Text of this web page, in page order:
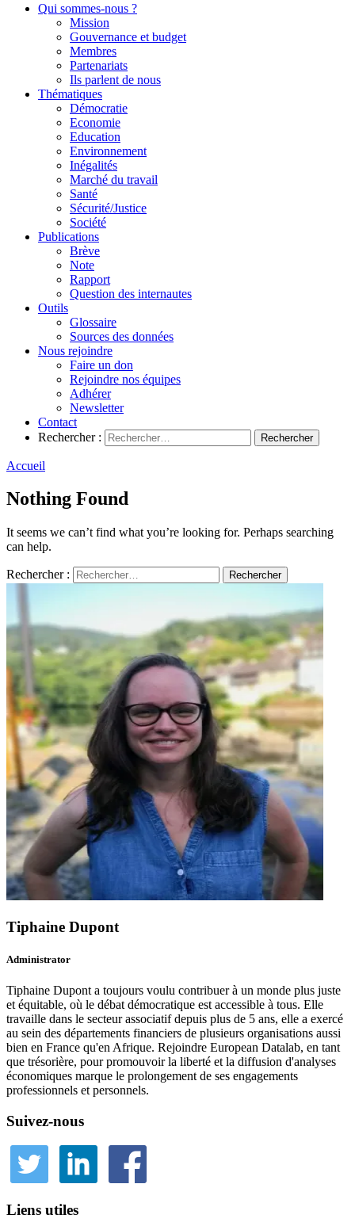
Qui sommes-nous ?
Mission
Gouvernance et budget
Membres
Partenariats
Ils parlent de nous
Thématiques
Démocratie
Economie
Education
Environnement
Inégalités
Marché du travail
Santé
Sécurité/Justice
Société
Publications
Brève
Note
Rapport
Question des internautes
Outils
Glossaire
Sources des données
Nous rejoindre
Faire un don
Rejoindre nos équipes
Adhérer
Newsletter
Contact
Rechercher :
Accueil
Nothing Found
It seems we can’t find what you’re looking for. Perhaps searching
can help.
Rechercher :
Tiphaine Dupont
Administrator
Tiphaine Dupont a toujours voulu contribuer à un monde plus juste
et équitable, où le débat démocratique est accessible à tous. Elle
travaille dans le secteur associatif depuis plus de 5 ans, elle a exercé
au sein des départements financiers de plusieurs organisations aussi
bien en France qu'en Afrique. Rejoindre European Datalab, en tant
que trésorière, pour promouvoir la liberté et la diffusion d'analyses
économiques marque le prolongement de ses engagements
professionnels et personnels.
Suivez-nous
Liens utiles